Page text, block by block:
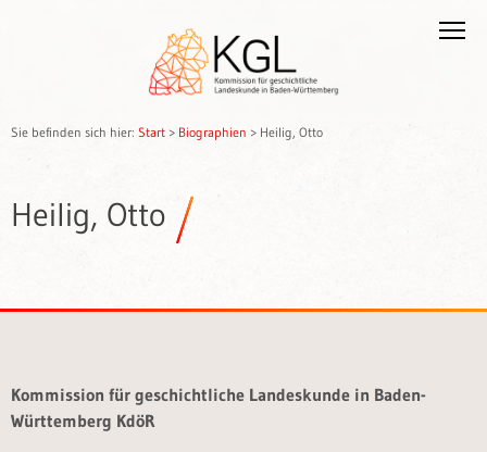
Sie befinden sich hier: Start > Biographien > Heilig, Otto
Heilig, Otto
Kommission für geschichtliche Landeskunde in Baden-
Württemberg KdöR